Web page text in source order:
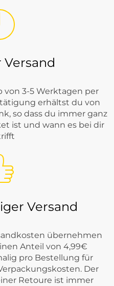
Versand
von 3-5 Werktagen per
erhältst du von
so dass du immer ganz
ist und wann es bei dir
Versand
übernehmen
Anteil von 4,99€
pro Bestellung für
Der
Retoure ist immer